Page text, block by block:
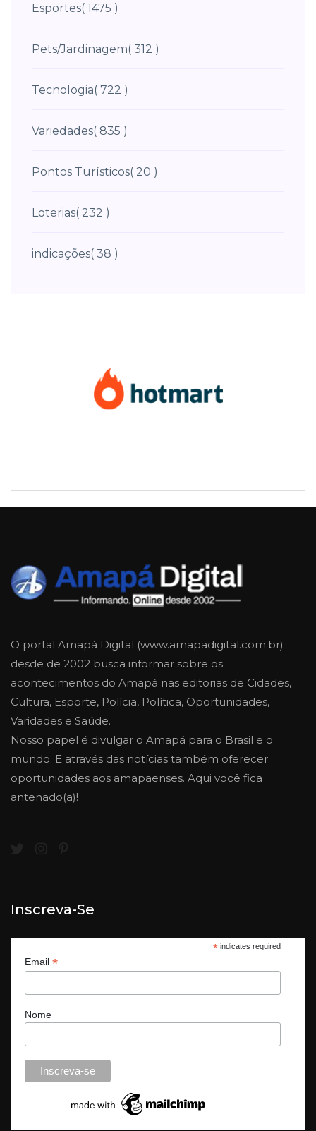
Esportes( 1475 )
Pets/Jardinagem( 312 )
Tecnologia( 722 )
Variedades( 835 )
Pontos Turísticos( 20 )
Loterias( 232 )
indicações( 38 )
O portal Amapá Digital (www.amapadigital.com.br)
desde de 2002 busca informar sobre os
acontecimentos do Amapá nas editorias de Cidades,
Cultura, Esporte, Polícia, Política, Oportunidades,
Varidades e Saúde.
Nosso papel é divulgar o Amapá para o Brasil e o
mundo. E através das notícias também oferecer
oportunidades aos amapaenses. Aqui você fica
antenado(a)!
Inscreva-Se
*indicates required
Email *
Nome